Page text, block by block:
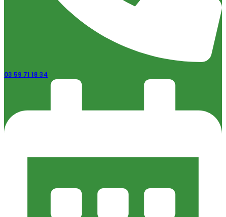
03 59 71 18 34